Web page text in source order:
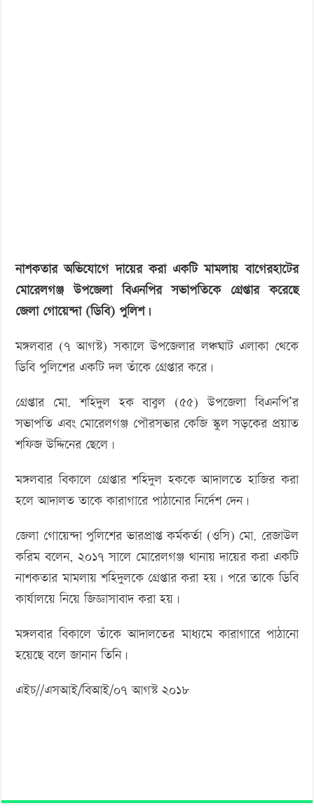
নাশকতার অভিযোগে দায়ের করা একটি মামলায় বাগেরহাটের
মোরেলগঞ্জ উপজেলা বিএনপির সভাপতিকে গ্রেপ্তার করেছে
জেলা গোয়েন্দা (ডিবি) পুলিশ।
মঙ্গলবার (৭ আগস্ট) সকালে উপজেলার লঞ্চঘাট এলাকা থেকে
ডিবি পুলিশের একটি দল তাঁকে গ্রেপ্তার করে।
গ্রেপ্তার মো. শহিদুল হক বাবুল (৫৫) উপজেলা বিএনপি’র
সভাপতি এবং মোরেলগঞ্জ পৌরসভার কেজি স্কুল সড়কের প্রয়াত
শফিজ উদ্দিনের ছেলে।
মঙ্গলবার বিকালে গ্রেপ্তার শহিদুল হককে আদালতে হাজির করা
হলে আদালত তাকে কারাগারে পাঠানোর নির্দেশ দেন।
জেলা গোয়েন্দা পুলিশের ভারপ্রাপ্ত কর্মকর্তা (ওসি) মো. রেজাউল
করিম বলেন, ২০১৭ সালে মোরেলগঞ্জ থানায় দায়ের করা একটি
নাশকতার মামলায় শহিদুলকে গ্রেপ্তার করা হয়। পরে তাকে ডিবি
কার্যালয়ে নিয়ে জিজ্ঞাসাবাদ করা হয়।
মঙ্গলবার বিকালে তাঁকে আদালতের মাধ্যমে কারাগারে পাঠানো
হয়েছে বলে জানান তিনি।
এইচ//এসআই/বিআই/০৭ আগস্ট ২০১৮